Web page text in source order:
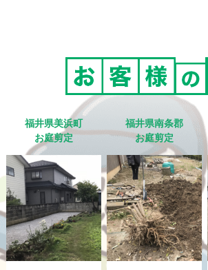
福井県美浜町
お庭剪定
福井県南条郡
お庭剪定